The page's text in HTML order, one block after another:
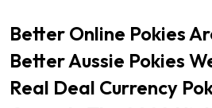
Better Online Pokies
Better Aussie Pokies
Real Deal Currency